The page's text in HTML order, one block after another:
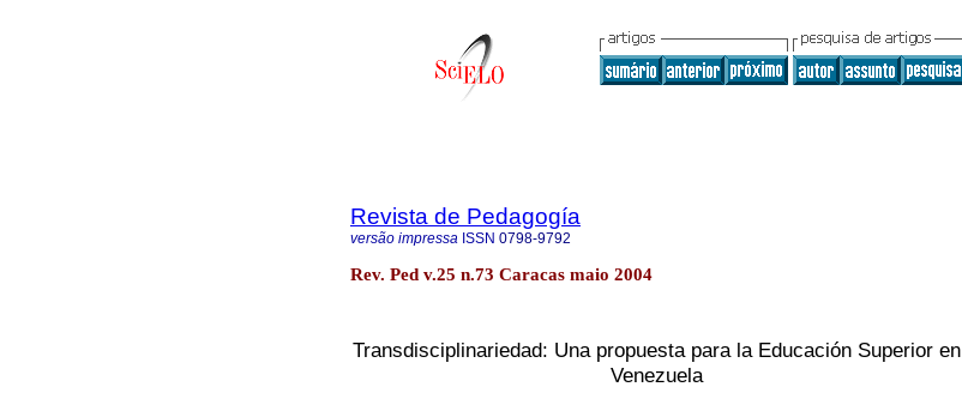
Revista de Pedagogía
versão impressa ISSN 0798-9792
Rev. Ped v.25 n.73 Caracas maio 2004
Transdisciplinariedad: Una propuesta para la Educación Superior en
Venezuela